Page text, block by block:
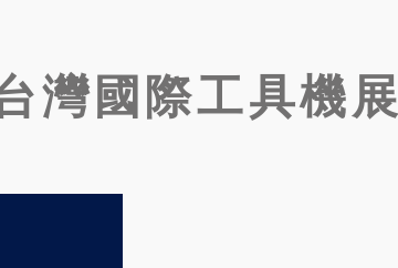
灣國際工具機展